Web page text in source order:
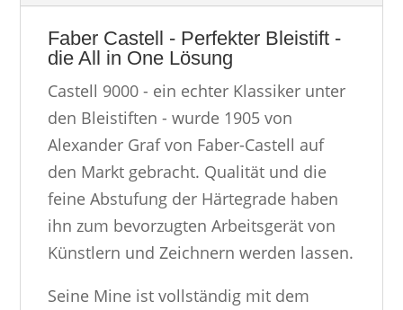
Faber Castell - Perfekter Bleistift -
die All in One Lösung
Castell 9000 - ein echter Klassiker unter
den Bleistiften - wurde 1905 von
Alexander Graf von Faber-Castell auf
den Markt gebracht. Qualität und die
feine Abstufung der Härtegrade haben
ihn zum bevorzugten Arbeitsgerät von
Künstlern und Zeichnern werden lassen.
Seine Mine ist vollständig mit dem